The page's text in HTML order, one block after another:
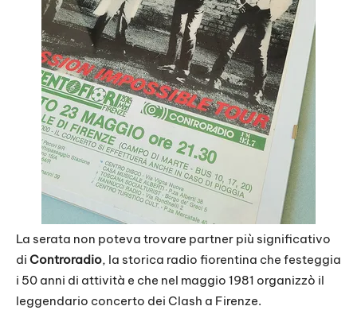
La serata non poteva trovare partner più significativo
di Controradio, la storica radio fiorentina che festeggia
i 50 anni di attività e che nel maggio 1981 organizzò il
leggendario concerto dei Clash a Firenze.